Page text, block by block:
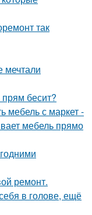
так
мечтали
бесит?
мебель с маркет -
мебель прямо
ремонт.
в голове, ещё